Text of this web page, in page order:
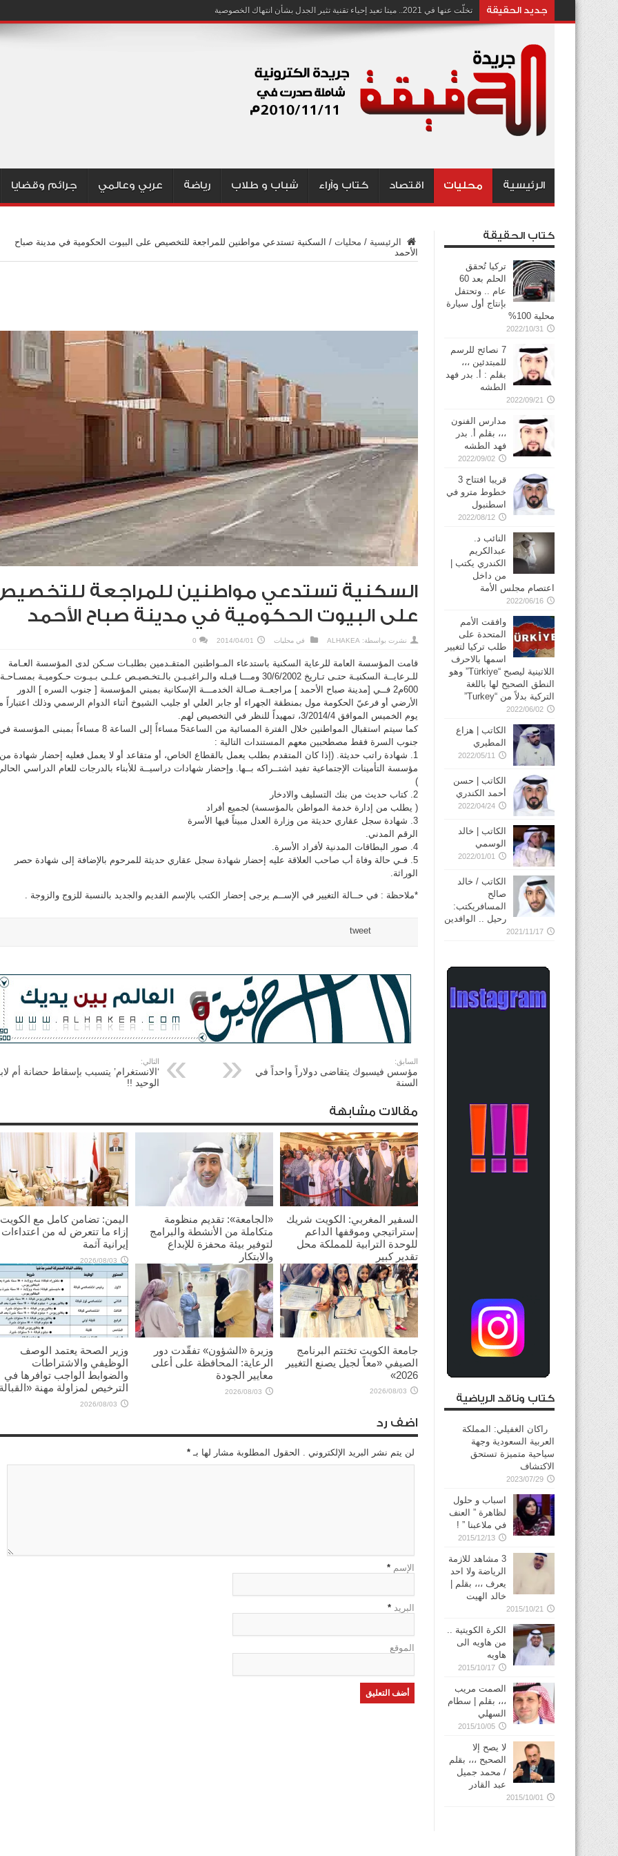
جديد الحقيقة تخلّت عنها في 2021.. ميتا تعيد إحياء تقنية تثير الجدل بشأن انتهاك الخصوصية
الرئيسية محليات اقتصاد كتاب وآراء شباب و طلاب رياضة عربي وعالمي جرائم وقضايا
الرئيسية / محليات / السكنية تستدعي مواطنين للمراجعة للتخصيص على البيوت الحكومية في مدينة صباح
الأحمد
السكنية تستدعي مواطنين للمراجعة
على البيوت الحكومية في مدينة صباح الأحمد
نشرت بواسطة: ALHAKEA في محليات 2014/04/01
0
قامت المؤسسة العامة للرعاية السكنية باستدعاء المـواطنين المتقـدمين بطلبـات سـكن لدى المؤسسة العـامة
للـرعايــة السكنيـة حتـى تـاريخ 30/6/2002 ومـــا قبـله والـراغبـيـن بالـتخـصيـص عـلـى بـيـوت حـكوميـة بمسـاحـة
600م2 فــي [مدينة صباح الأحمد ] مراجعــة صـالة الخدمـــة الإسكانية بمبني المؤسسة [ جنوب السره ] الدور
الأرضي أو فرعيّ الحكومة مول بمنطقة الجهراء أو جابر العلي او جليب الشيوخ أثناء الدوام الرسمي وذلك اعتباراً
يوم الخميس الموافق 3/2014/4، تمهيداً للنظر في التخصيص لهم.
كما سيتم استقبال المواطنين خلال الفترة المسائية من الساعة5 مساءاً إلى الساعة 8 مساءاً بمبنى
جنوب السرة فقط مصطحبين معهم المستندات التالية :
1. شهادة راتب حديثة. (إذا كان المتقدم بطلب يعمل بالقطاع الخاص، أو متقاعد أو لا يعمل فعليه إحضار شهادة من
مؤسسة التأمينات الإجتماعية تفيد اشتــراكه بــها. وإحضار شهادات دراسيــة للأبناء بالدرجات للعام الدراسي
)
2. كتاب حديث من بنك التسليف والادخار
( يطلب من إدارة خدمة المواطن بالمؤسسة) لجميع أفراد
3. شهادة سجل عقاري حديثة من وزارة العدل مبيناً فيها الأسرة
الرقم المدني.
4. صور البطاقات المدنية لأفراد الأسرة.
5. فـي حالة وفاة أب صاحب العلاقة عليه إحضار شهادة سجل عقاري حديثة للمرحوم بالإضافة إلى شهادة حصر
الوراثة.
*ملاحظة : في حــالة التغيير في الإســم يرجى إحضار الكتب بالإسم القديم والجديد بالنسبة للزوج والزوجة .
tweet
السابق:
مؤسس فيسبوك يتقاضى دولاراً واحداً في
السنة
التالي:
‘الانستغرام’ يتسبب بإسقاط حضانة أم
الوحيد !!
مقالات مشابهة
السفير المغربي: الكويت شريك
إستراتيجي وموقفها الداعم
للوحدة الترابية للمملكة محل
تقدير كبير
2026/08/03
«الجامعة»: تقديم منظومة
متكاملة من الأنشطة والبرامج
لتوفير بيئة محفزة للإبداع
والابتكار
2026/08/03
اليمن: تضامن كامل مع الكويت
إزاء ما تتعرض له من اعتداءات
إيرانية آثمة
2026/08/03
جامعة الكويت تختتم البرنامج
الصيفي «معاً لجيل يصنع التغيير
2026»
2026/08/03
وزيرة «الشؤون» تفقّدت دور
الرعاية: المحافظة على أعلى
معايير الجودة
2026/08/03
وزير الصحة يعتمد الوصف
الوظيفي والاشتراطات
والضوابط الواجب توافرها في
الترخيص لمزاولة مهنة
2026/08/03
اضف رد
لن يتم نشر البريد الإلكتروني . الحقول المطلوبة مشار لها بـ *
الإسم *
البريد *
الموقع
كتاب الحقيقة
تركيا تُحقق
الحلم بعد 60
عام .. وتحتفل
بإنتاج أول سيارة
محلية 100%
2022/10/31
7 نصائح للرسم
للمبتدئين ،،،
بقلم : أ. بدر فهد
الطشه
2022/09/21
مدارس الفنون
،،، بقلم أ. بدر
فهد الطشه
2022/09/02
قريبا افتتاح 3
خطوط مترو في
2022/08/12
النائب د.
عبدالكريم
الكندري يكتب |
من داخل
اعتصام مجلس الأمة
2022/06/16
وافقت الأمم
المتحدة على
طلب تركيا لتغيير
اسمها بالاحرف
اللاتينية ليصبح “Türkiye” وهو
النطق الصحيح لها باللغة
التركية بدلاً من “Turkey”
2022/06/02
الكاتب | هزاع
المطيري
2022/05/11
الكاتب | حسن
أحمد الكندري
2022/04/24
الكاتب | خالد
الوسمي
2022/01/01
الكاتب / خالد
صالح
المسافريكتب:
رحيل .. الوافدين
2021/11/17
كتاب وناقد الرياضية
راكان الغفيلي: المملكة
العربية السعودية وجهة
سياحية متميزة تستحق
الاكتشاف
2023/07/29
اسباب و حلول
لظاهرة ” العنف
في ملاعبنا ” !
2015/12/13
3 مشاهد للازمة
الرياضة ولا احد
يعرف ،،، بقلم |
خالد الهيت
2015/10/21
الكرة الكويتية ..
من هاويه الى
هاويه
2015/10/17
الصمت مريب
،،، بقلم | سطام
السهلي
2015/10/05
لا يصح إلا
الصحيح ،،، بقلم
/ محمد جميل
عبد القادر
2015/10/01